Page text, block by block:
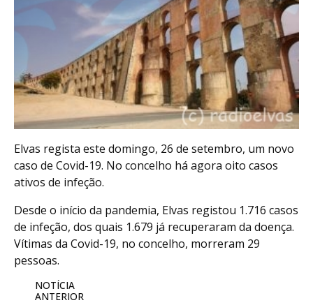
Elvas regista este domingo, 26 de setembro, um novo
caso de Covid-19. No concelho há agora oito casos
ativos de infeção.
Desde o início da pandemia, Elvas registou 1.716 casos
de infeção, dos quais 1.679 já recuperaram da doença.
Vítimas da Covid-19, no concelho, morreram 29
pessoas.
NOTÍCIA
ANTERIOR